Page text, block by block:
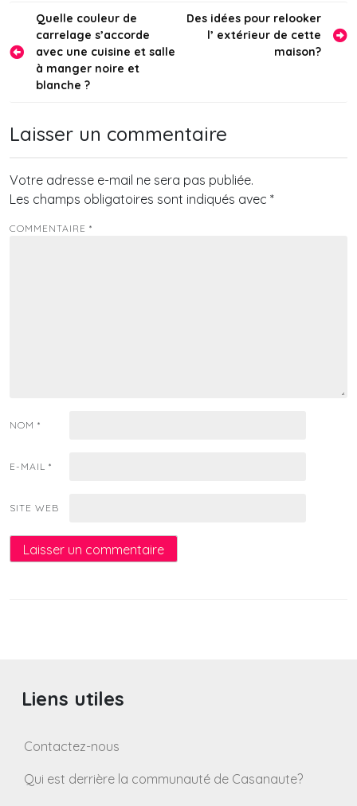
Navigation
de
l’article
Quelle couleur de
carrelage s’accorde
avec une cuisine et salle
à manger noire et
blanche ?
Des idées pour relooker
l’ extérieur de cette
maison?
Laisser un commentaire
Votre adresse e-mail ne sera pas publiée.
Les champs obligatoires sont indiqués avec *
COMMENTAIRE *
NOM *
E-MAIL *
SITE WEB
Liens utiles
Contactez-nous
Qui est derrière la communauté de Casanaute?